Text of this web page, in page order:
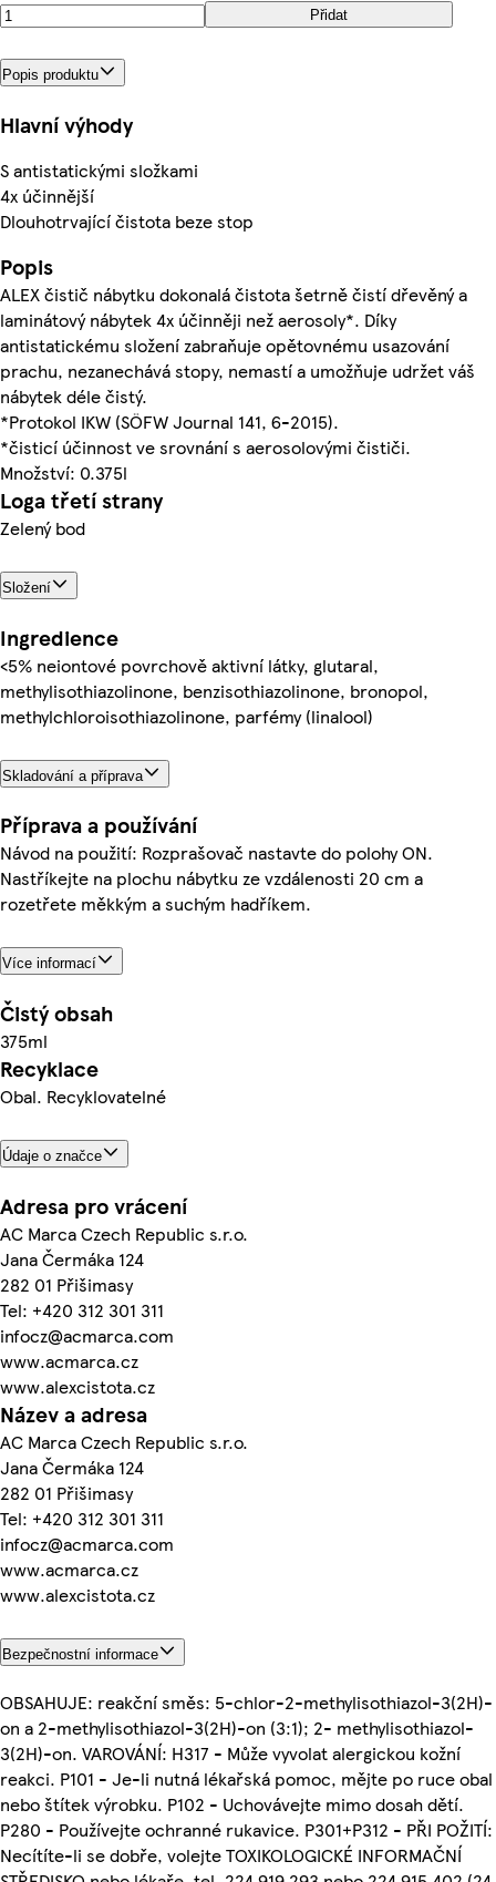
Přidat
Popis produktu
Hlavní výhody
S antistatickými složkami
4x účinnější
Dlouhotrvající čistota beze stop
Popis
ALEX čistič nábytku dokonalá čistota šetrně čistí dřevěný a
laminátový nábytek 4x účinněji než aerosoly*. Díky
antistatickému složení zabraňuje opětovnému usazování
prachu, nezanechává stopy, nemastí a umožňuje udržet váš
nábytek déle čistý.
*Protokol IKW (SÖFW Journal 141, 6-2015).
*čisticí účinnost ve srovnání s aerosolovými čističi.
Množství: 0.375l
Loga třetí strany
Zelený bod
Složení
Ingredience
<5% neiontové povrchově aktivní látky, glutaral,
methylisothiazolinone, benzisothiazolinone, bronopol,
methylchloroisothiazolinone, parfémy (linalool)
Skladování a příprava
Příprava a používání
Návod na použití: Rozprašovač nastavte do polohy ON.
Nastříkejte na plochu nábytku ze vzdálenosti 20 cm a
rozetřete měkkým a suchým hadříkem.
Více informací
Čistý obsah
375ml
Recyklace
Obal. Recyklovatelné
Údaje o značce
Adresa pro vrácení
AC Marca Czech Republic s.r.o.
Jana Čermáka 124
282 01 Přišimasy
Tel: +420 312 301 311
infocz@acmarca.com
www.acmarca.cz
www.alexcistota.cz
Název a adresa
AC Marca Czech Republic s.r.o.
Jana Čermáka 124
282 01 Přišimasy
Tel: +420 312 301 311
infocz@acmarca.com
www.acmarca.cz
www.alexcistota.cz
Bezpečnostní informace
OBSAHUJE: reakční směs: 5-chlor-2-methylisothiazol-3(2H)-
on a 2-methylisothiazol-3(2H)-on (3:1); 2- methylisothiazol-
3(2H)-on. VAROVÁNÍ: H317 - Může vyvolat alergickou kožní
reakci. P101 - Je-li nutná lékařská pomoc, mějte po ruce obal
nebo štítek výrobku. P102 - Uchovávejte mimo dosah dětí.
P280 - Používejte ochranné rukavice. P301+P312 - PŘI POŽITÍ:
Necítíte-li se dobře, volejte TOXIKOLOGICKÉ INFORMAČNÍ